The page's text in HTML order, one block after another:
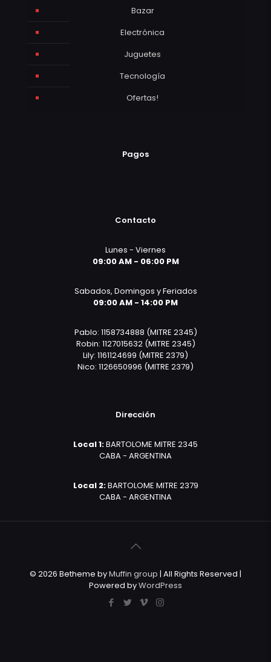
Bazar
Electrónica
Juguetes
Tecnología
Ofertas!
Pagos
Contacto
Lunes - Viernes
09:00 AM - 06:00 PM
Sabados, Domingos y Feriados
09:00 AM - 14:00 PM
Pablo: 1158734888 (MITRE 2345)
Robin: 1127015632 (MITRE 2345)
Lily: 1161124699 (MITRE 2379)
Nico: 1126650996 (MITRE 2379)
Dirección
Local 1:BARTOLOME MITRE 2345
CABA - ARGENTINA
Local 2:BARTOLOME MITRE 2379
CABA - ARGENTINA
© 2026 Betheme byMuffin group | All Rights Reserved |
Powered byWordPress